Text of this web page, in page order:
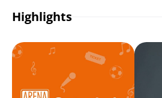
Highlights